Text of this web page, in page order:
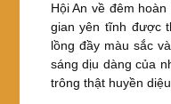
Hội An về đêm
gian yên tĩnh được
lồng đầy màu sắc
sáng dịu dàng của
trông thật huyền